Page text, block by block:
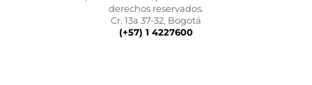
derechos reservados.
Cr. 13a 37-32, Bogotá
(+57) 1 4227600